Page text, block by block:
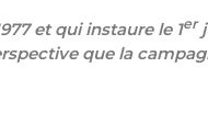
etquiinstaure le 1er
que la